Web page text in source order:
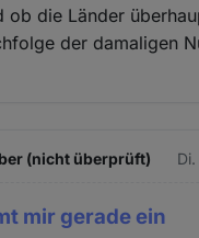
ob die Länder
der damaligen
(nicht überprüft)
mir gerade ein